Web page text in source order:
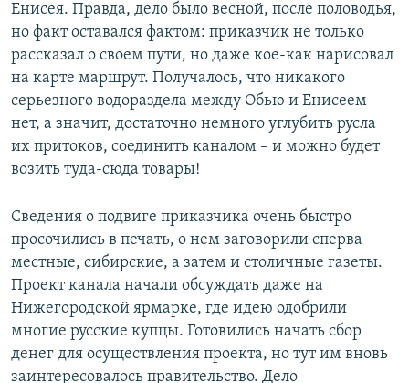
Енисея. Правда, дело было весной, после половодья,
но факт оставался фактом: приказчик не только
рассказал о своем пути, но даже кое-как нарисовал
на карте маршрут. Получалось, что никакого
серьезного водораздела между Обью и Енисеем
нет, а значит, достаточно немного углубить русла
их притоков, соединить каналом – и можно будет
возить туда-сюда товары!
Сведения о подвиге приказчика очень быстро
просочились в печать, о нем заговорили сперва
местные, сибирские, а затем и столичные газеты.
Проект канала начали обсуждать даже на
Нижегородской ярмарке, где идею одобрили
многие русские купцы. Готовились начать сбор
денег для осуществления проекта, но тут им вновь
заинтересовалось правительство. Дело